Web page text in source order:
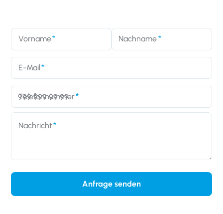
Vorname Nachname
E-Mail
Telefonnummer
Nachricht
Anfrage senden